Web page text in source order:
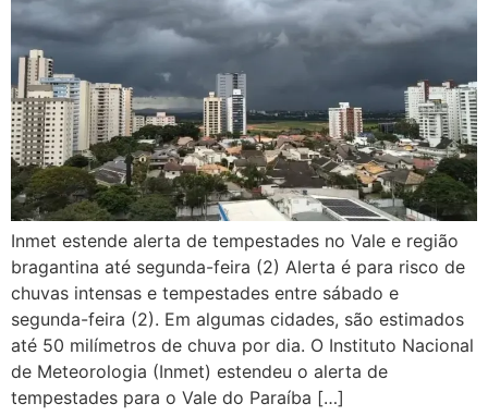
Inmet estende alerta de tempestades no Vale e região
bragantina até segunda-feira (2) Alerta é para risco de
chuvas intensas e tempestades entre sábado e
segunda-feira (2). Em algumas cidades, são estimados
até 50 milímetros de chuva por dia. O Instituto Nacional
de Meteorologia (Inmet) estendeu o alerta de
tempestades para o Vale do Paraíba […]